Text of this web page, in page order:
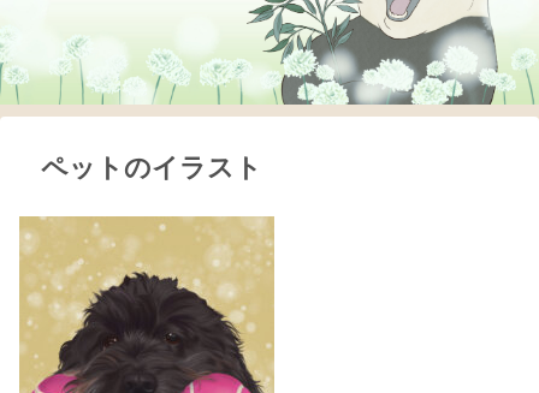
ペットのイラスト